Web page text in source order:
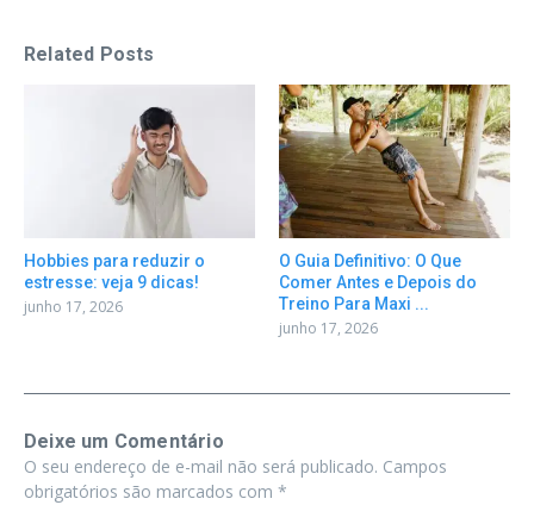
Related Posts
Hobbies para reduzir o
estresse: veja 9 dicas!
junho 17, 2026
O Guia Definitivo: O Que
Comer Antes e Depois do
Treino Para Maxi ...
junho 17, 2026
Deixe um Comentário
O seu endereço de e-mail não será publicado. Campos
obrigatórios são marcados com *